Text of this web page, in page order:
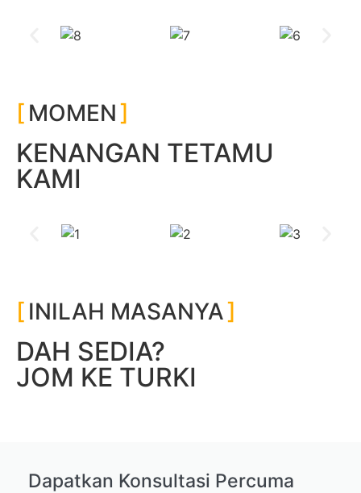
MOMEN
KENANGAN TETAMU
KAMI
INILAH MASANYA
DAH SEDIA?
JOM KE TURKI
Dapatkan Konsultasi Percuma